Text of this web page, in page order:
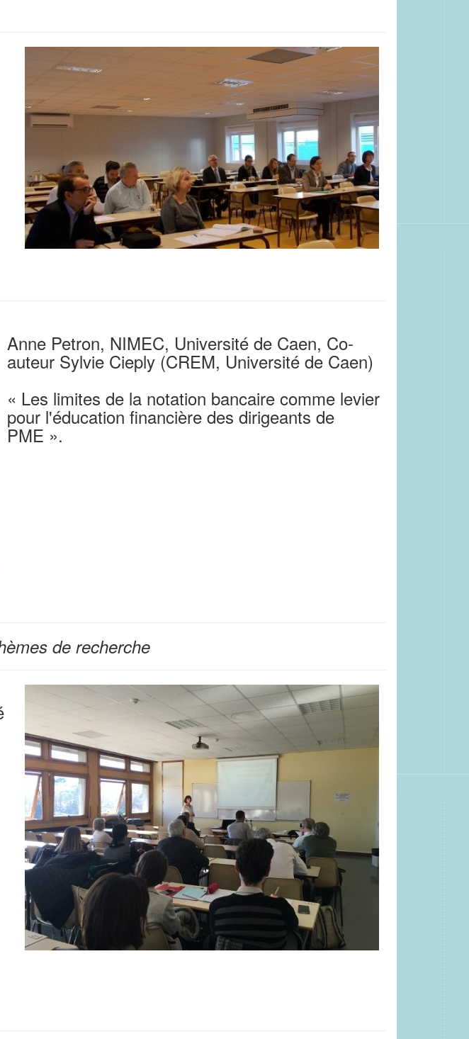
Anne Petron, NIMEC, Université de Caen, Co-
auteur Sylvie Cieply (CREM, Université de Caen)
« Les limites de la notation bancaire comme levier
pour l'éducation financière des dirigeants de
PME ».
de recherche